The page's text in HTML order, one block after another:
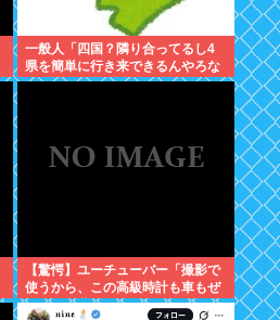
一般人「四国？隣り合ってるし4
県を簡単に行き来できるんやろな
あ」←これwww
【驚愕】ユーチューバー「撮影で
使うから、この高級時計も車もぜ
～んぶ経費でタダ！ｗ」←まさか